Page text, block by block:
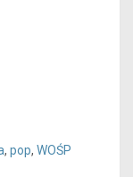
, pop, WOŚP